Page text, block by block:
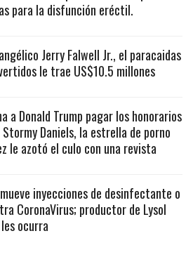
para la disfunción eréctil.
Jerry Falwell Jr., el paracaidas
le trae US$10.5 millones
a Donald Trump pagar los honorarios
Daniels, la estrella de porno
le azotó el culo con una revista
inyecciones de desinfectante o
CoronaVirus; productor de Lysol
ocurra